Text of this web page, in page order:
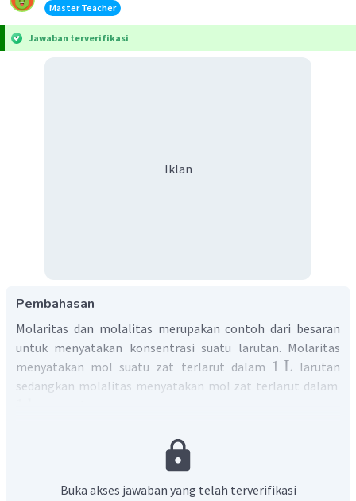
Master Teacher
Jawaban terverifikasi
Iklan
Pembahasan
Molaritas dan molalitas merupakan contoh dari besaran
untuk menyatakan konsentrasi suatu larutan. Molaritas
menyatakan mol suatu zat terlarut dalam 1 L larutan
sedangkan molalitas menyatakan mol zat terlarut dalam
Buka akses jawaban yang telah terverifikasi